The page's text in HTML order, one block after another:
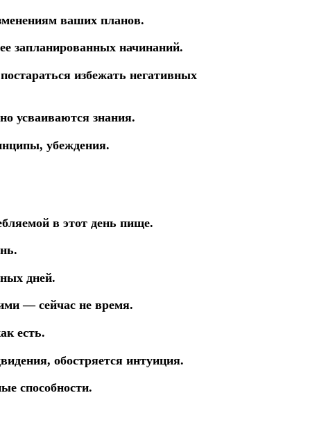
ваших планов.
запланированных начинаний.
постараться избежать негативных
усваиваются знания.
убеждения.
в этот день пище.
дней.
— сейчас не время.
есть.
обостряется интуиция.
способности.